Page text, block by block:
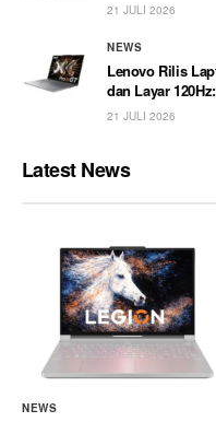
21 JULI 2026
NEWS
Lenovo Rilis
dan Layar
21 JULI 2026
Latest News
NEWS